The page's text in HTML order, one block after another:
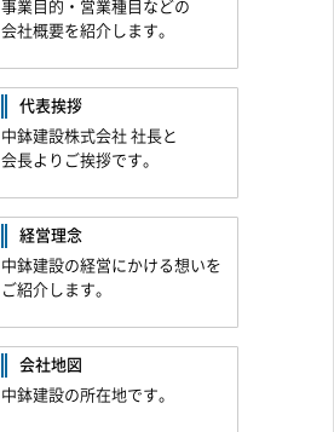
事業目的・営業種目などの
会社概要を紹介します。
代表挨拶
中鉢建設株式会社 社長と
会長よりご挨拶です。
経営理念
中鉢建設の経営にかける想いを
ご紹介します。
会社地図
中鉢建設の所在地です。